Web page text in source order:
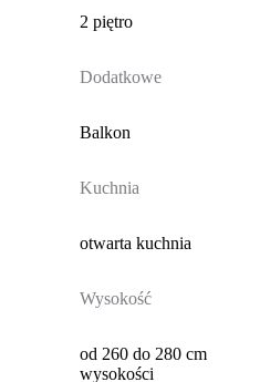
2 piętro
Dodatkowe
Balkon
Kuchnia
otwarta kuchnia
Wysokość
od 260 do 280 cm
wysokości